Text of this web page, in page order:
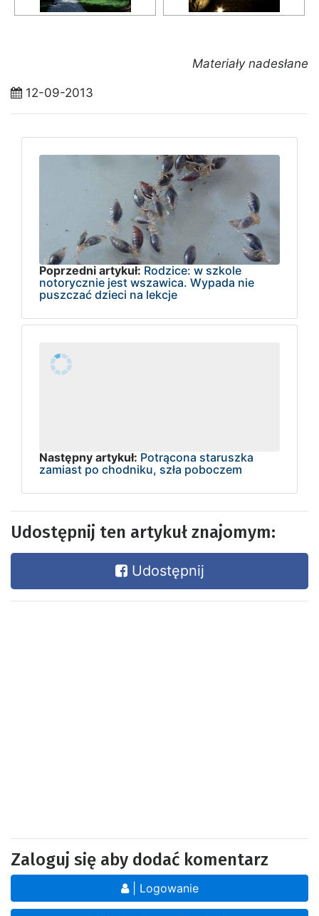
Materiały nadesłane
12-09-2013
Poprzedni artykuł: Rodzice: w szkole
notorycznie jest wszawica. Wypada nie
puszczać dzieci na lekcje
Następny artykuł: Potrącona staruszka
zamiast po chodniku, szła poboczem
Udostępnij ten artykuł znajomym:
Udostępnij
Zaloguj się aby dodać komentarz
| Logowanie